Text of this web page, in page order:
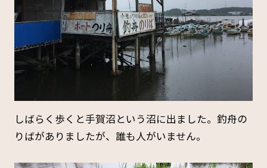
しばらく歩くと手賀沼という沼に出ました。釣舟の
りばがありましたが、誰も人がいません。